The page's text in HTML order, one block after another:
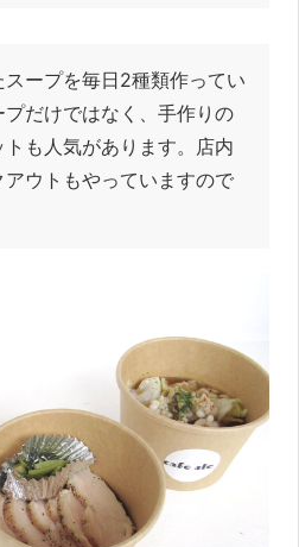
ープを毎日2種類作ってい
だけではなく、手作りの
も人気があります。店内
ウトもやっていますので